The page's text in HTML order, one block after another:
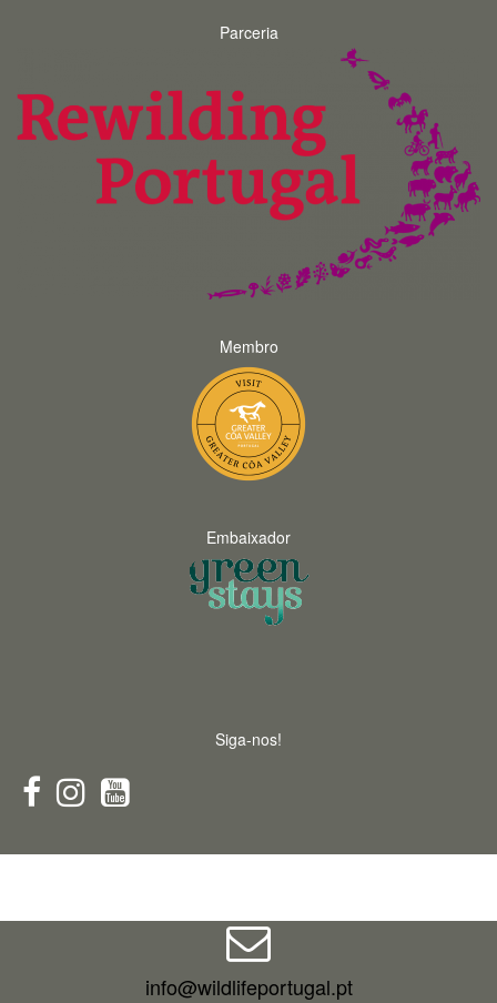
Parceria
Membro
Embaixador
Siga-nos!
info@wildlifeportugal.pt